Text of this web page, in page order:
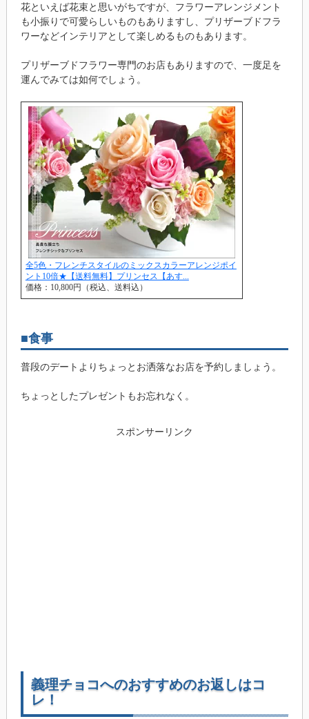
花といえば花束と思いがちですが、フラワーアレンジメント
も小振りで可愛らしいものもありますし、プリザーブドフラ
ワーなどインテリアとして楽しめるものもあります。
プリザーブドフラワー専門のお店もありますので、一度足を
運んでみては如何でしょう。
全5色・フレンチスタイルのミックスカラーアレンジポイ
ント10倍★【送料無料】プリンセス【あす...
価格：10,800円（税込、送料込）
■食事
普段のデートよりちょっとお洒落なお店を予約しましょう。
ちょっとしたプレゼントもお忘れなく。
スポンサーリンク
義理チョコへのおすすめのお返しはコ
レ！